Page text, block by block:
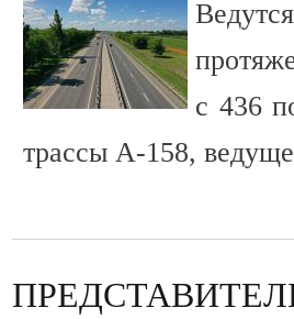
с 436
трассы А-158,